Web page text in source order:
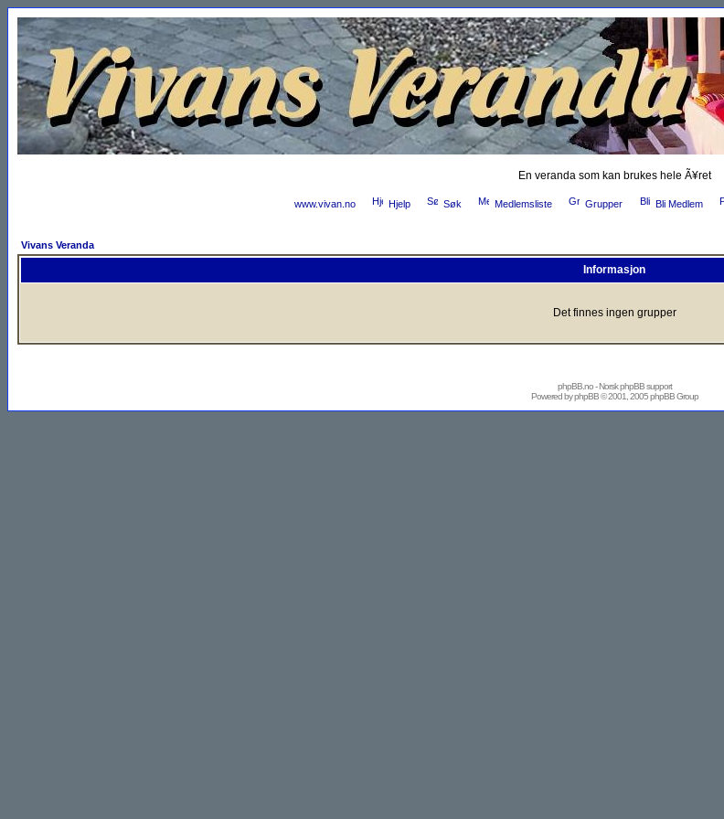
En veranda som kan brukes hele Ã¥ret
www.vivan.no Hjelp Søk Medlemsliste Grupper Bli Medlem
Vivans Veranda
Informasjon
Det finnes ingen grupper
phpBB.no- Norsk phpBB support
Powered byphpBB© 2001, 2005 phpBB Group